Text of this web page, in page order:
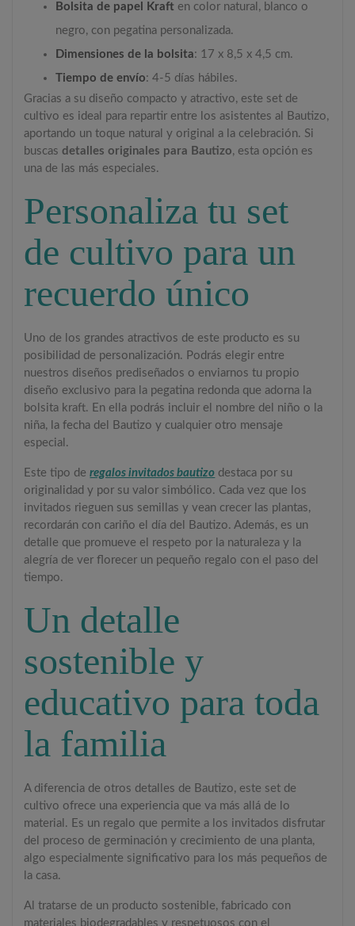
Bolsita de papel Kraft en color natural, blanco o
negro, con pegatina personalizada.
Dimensiones de la bolsita: 17 x 8,5 x 4,5 cm.
Tiempo de envío: 4-5 días hábiles.
Gracias a su diseño compacto y atractivo, este set de
cultivo es ideal para repartir entre los asistentes al Bautizo,
aportando un toque natural y original a la celebración. Si
buscasdetalles originales para Bautizo, esta opción es
una de las más especiales.
Personaliza tu set
de cultivo para un
recuerdo único
Uno de los grandes atractivos de este producto es su
posibilidad de personalización. Podrás elegir entre
nuestros diseños prediseñados o enviarnos tu propio
diseño exclusivo para la pegatina redonda que adorna la
bolsita kraft. En ella podrás incluir el nombre del niño o la
niña, la fecha del Bautizo y cualquier otro mensaje
especial.
Este tipo deregalos invitados bautizo destaca por su
originalidad y por su valor simbólico. Cada vez que los
invitados rieguen sus semillas y vean crecer las plantas,
recordarán con cariño el día del Bautizo. Además, es un
detalle que promueve el respeto por la naturaleza y la
alegría de ver florecer un pequeño regalo con el paso del
tiempo.
Un detalle
sostenible y
educativo para toda
la familia
A diferencia de otros detalles de Bautizo, este set de
cultivo ofrece una experiencia que va más allá de lo
material. Es un regalo que permite a los invitados disfrutar
del proceso de germinación y crecimiento de una planta,
algo especialmente significativo para los más pequeños de
la casa.
Al tratarse de un producto sostenible, fabricado con
materiales biodegradables y respetuosos con el